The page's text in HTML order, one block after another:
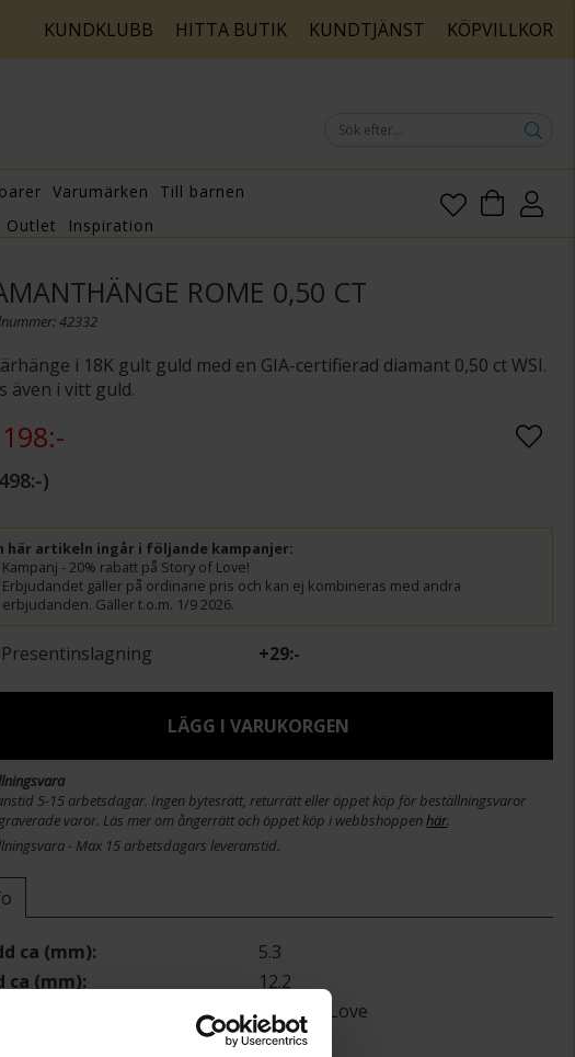
KUNDKLUBB HITTA BUTIK KUNDTJÄNST KÖPVILLKOR
Varumärken
Till barnen
Outlet Inspiration
ROME 0,50 CT
42332
i 18K gult guld med en GIA-certifierad diamant 0,50 ct WSI.
även i vitt guld.
här artikeln ingår i följande kampanjer:
Kampanj - 20% rabatt på Story of Love!
Erbjudandet gäller på ordinarie pris och kan ej kombineras med andra
erbjudanden. Gäller t.o.m. 1/9 2026.
Presentinslagning +29:-
LÄGG I VARUKORGEN
5-15 arbetsdagar. Ingen bytesrätt, returrätt eller öppet köp för beställningsvaror
varor. Läs mer om ångerrätt och öppet köp i webbshoppenhär.
- Max 15 arbetsdagars leveranstid.
ca (mm)
5.3
ca (mm)
12.2
Story of Love
Rome